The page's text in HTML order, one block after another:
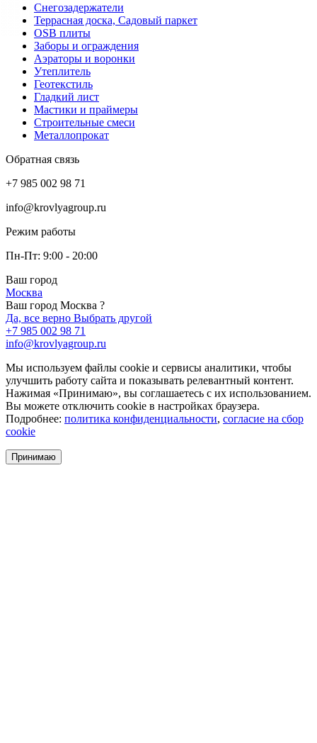
Снегозадержатели
Террасная доска, Садовый паркет
OSB плиты
Заборы и ограждения
Аэраторы и воронки
Утеплитель
Геотекстиль
Гладкий лист
Мастики и праймеры
Строительные смеси
Металлопрокат
Обратная связь
+7 985 002 98 71
info@krovlyagroup.ru
Режим работы
Пн-Пт: 9:00 - 20:00
Ваш город
Москва
Ваш город Москва ?
Да, все верно Выбрать другой
+7 985 002 98 71
info@krovlyagroup.ru
Мы используем файлы cookie и сервисы аналитики, чтобы
улучшить работу сайта и показывать релевантный контент.
Нажимая «Принимаю», вы соглашаетесь с их использованием.
Вы можете отключить cookie в настройках браузера.
Подробнее: политика конфиденциальности, согласие на сбор
cookie
Принимаю